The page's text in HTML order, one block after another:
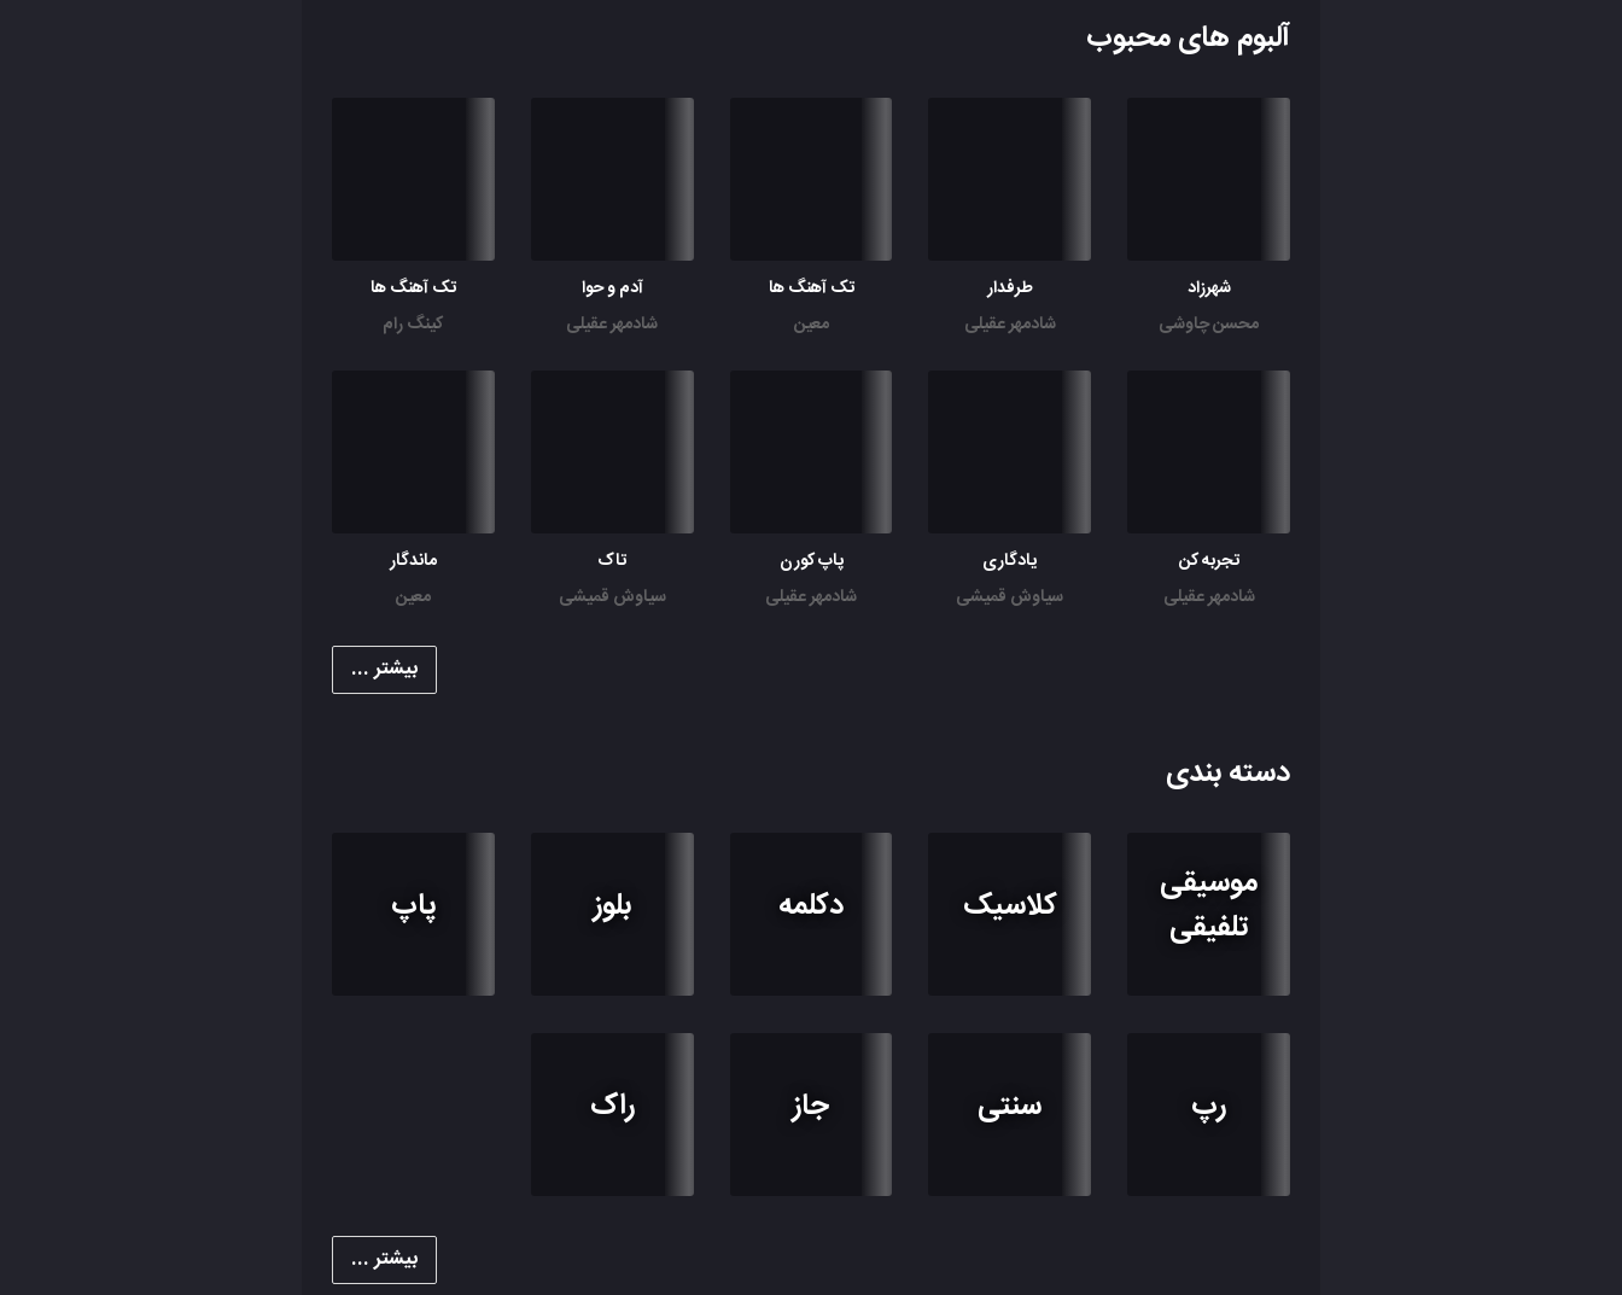
آلبوم های محبوب
شهرزاد
محسن چاوشی
طرفدار
شادمهر عقیلی
تک آهنگ ها
معین
آدم و حوا
شادمهر عقیلی
تک آهنگ ها
کینگ رام
تجربه کن
شادمهر عقیلی
یادگاری
سیاوش قمیشی
پاپ کورن
شادمهر عقیلی
تاک
سیاوش قمیشی
ماندگار
معین
بیشتر ...
دسته بندی
موسیقی
تلفیقی
کلاسیک دکلمه بلوز پاپ
رپ سنتی جاز راک
بیشتر ...